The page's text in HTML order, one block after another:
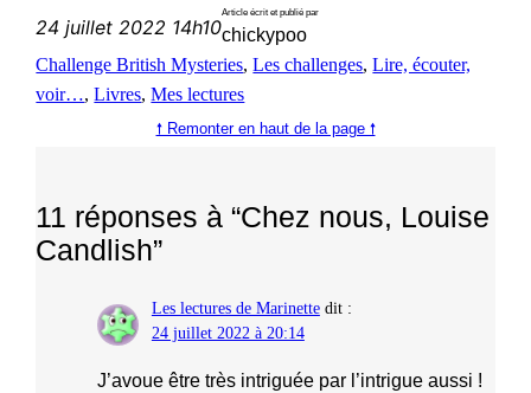
24 juillet 2022 14h10
Article écrit et publié par
chickypoo
Challenge British Mysteries, Les challenges, Lire, écouter,
voir…, Livres, Mes lectures
🠕 Remonter en haut de la page 🠕
11 réponses à “Chez nous, Louise
Candlish”
Les lectures de Marinette dit :
24 juillet 2022 à 20:14
J’avoue être très intriguée par l’intrigue aussi !